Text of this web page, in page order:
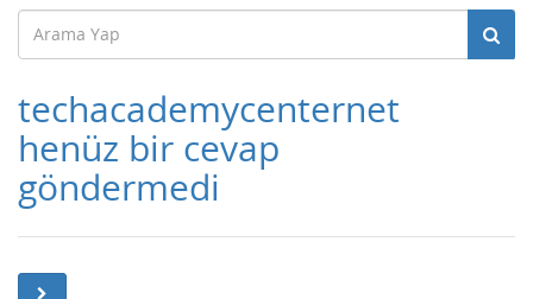
techacademycenternet
henüz bir cevap
göndermedi